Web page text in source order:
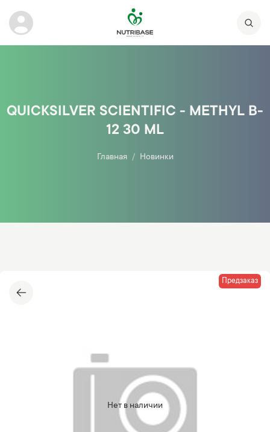
QUICKSILVER SCIENTIFIC - METHYL B-
12 30 ML
Главная Новинки
Нет в наличии
Предзаказ